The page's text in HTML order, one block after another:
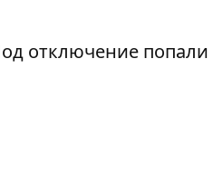
отключение попали